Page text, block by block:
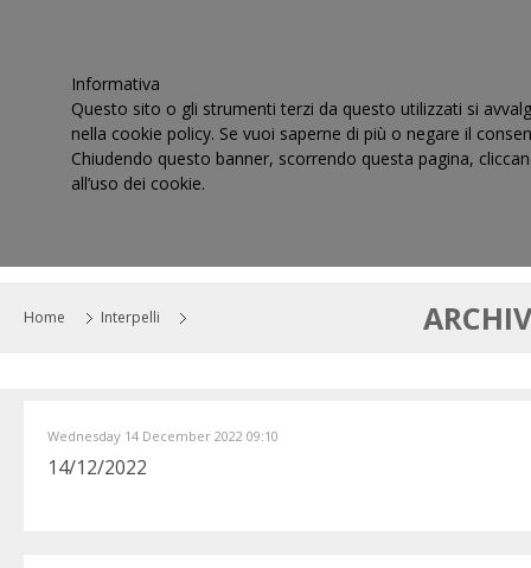
Home Interpelli
Wednesday 14 December 2022 09:10
14/12/2022
Informativa
Questo sito o gli strumenti terzi da questo utilizzati si
nella cookie policy. Se vuoi saperne di più o negare il
Chiudendo questo banner, scorrendo questa pagina,
all’uso dei cookie.